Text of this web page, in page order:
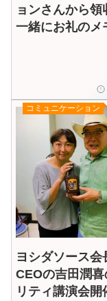
ョンさんから領
一緒にお礼のメ
コミュニケーション
ヨシダソース会
CEOの吉田潤喜
リティ講演会開